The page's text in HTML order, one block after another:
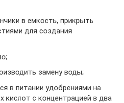
в емкость, прикрыть
для создания
замену воды;
в питании удобрениями на
кислот с концентрацией в два